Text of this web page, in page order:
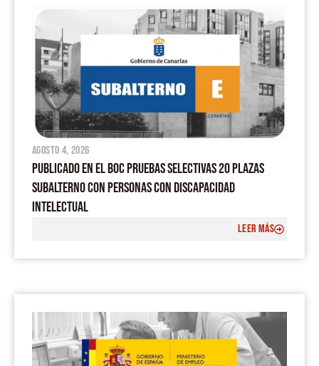
agosto 4, 2026
PUBLICADO EN EL BOC PRUEBAS SELECTIVAS 20 PLAZAS
SUBALTERNO CON PERSONAS CON DISCAPACIDAD
INTELECTUAL
LEER MÁS